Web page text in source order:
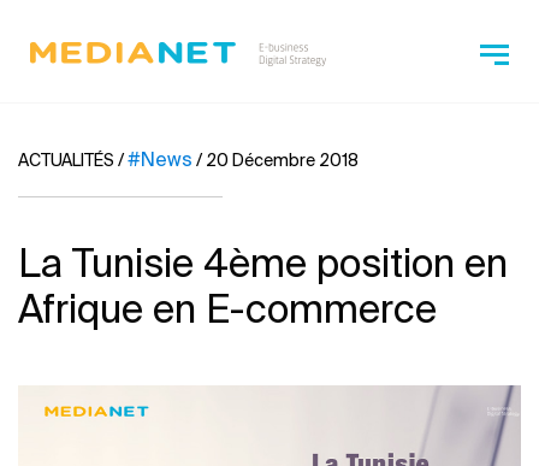
ACTUALITÉS /#News / 20 Décembre 2018
La Tunisie 4ème position en
Afrique en E-commerce